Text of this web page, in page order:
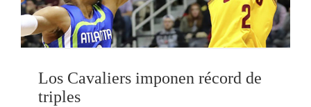
Los Cavaliers imponen récord de
triples